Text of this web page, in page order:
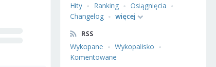
Hity
Ranking
Osiągnięcia
Changelog
więcej
RSS
Wykopane
Wykopalisko
Komentowane